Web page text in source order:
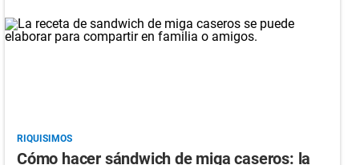
RIQUISIMOS
Cómo hacer sándwich de miga caseros: la